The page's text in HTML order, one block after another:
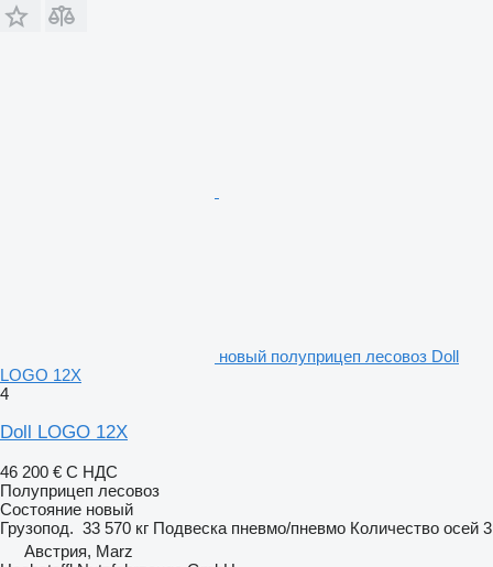
новый полуприцеп лесовоз Doll
LOGO 12X
4
Doll LOGO 12X
46 200 € С НДС
Полуприцеп лесовоз
Состояние новый
Грузопод. 33 570 кг Подвеска пневмо/пневмо Количество осей 3
Австрия, Marz